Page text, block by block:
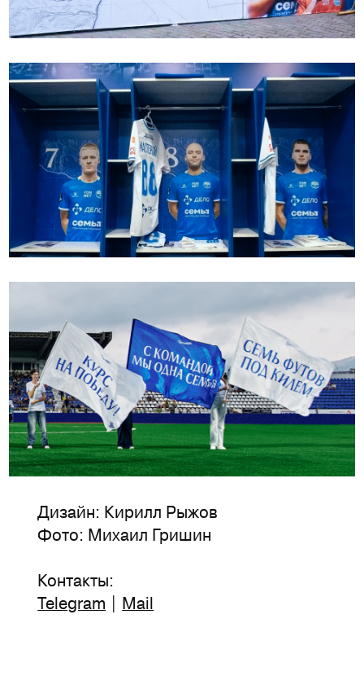
Дизайн: Кирилл Рыжов
Фото: Михаил Гришин
Контакты:
Telegram | Mail